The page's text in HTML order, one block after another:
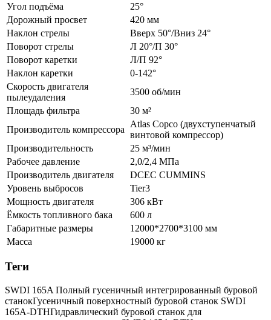
Угол подъёма
25°
Дорожный просвет
420 мм
Наклон стрелы
Вверх 50°/Вниз 24°
Поворот стрелы
Л 20°/П 30°
Поворот каретки
Л/П 92°
Наклон каретки
0-142°
Скорость двигателя
пылеудаления
3500 об/мин
Площадь фильтра
30 м²
Производитель компрессора
Atlas Copco (двухступенчатый
винтовой компрессор)
Производительность
25 м³/мин
Рабочее давление
2,0/2,4 МПа
Производитель двигателя
DCEC CUMMINS
Уровень выбросов
Tier3
Мощность двигателя
306 кВт
Ёмкость топливного бака
600 л
Габаритные размеры
12000*2700*3100 мм
Масса
19000 кг
Теги
SWDI 165A Полный гусеничный интегрированный буровой
станокГусеничный поверхностный буровой станок SWDI
165A-DTHГидравлический буровой станок для